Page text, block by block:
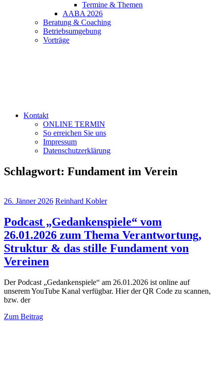
Termine & Themen
AABA 2026
Beratung & Coaching
Betriebsumgebung
Vorträge
Kontakt
ONLINE TERMIN
So erreichen Sie uns
Impressum
Datenschutzerklärung
Schlagwort: Fundament im Verein
26. Jänner 2026 Reinhard Kobler
Podcast „Gedankenspiele“ vom
26.01.2026 zum Thema Verantwortung,
Struktur & das stille Fundament von
Vereinen
Der Podcast „Gedankenspiele“ am 26.01.2026 ist online auf
unserem YouTube Kanal verfügbar. Hier der QR Code zu scannen,
bzw. der
Zum Beitrag